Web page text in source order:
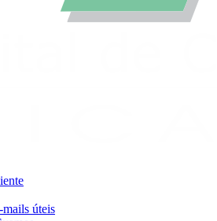
mails úteis